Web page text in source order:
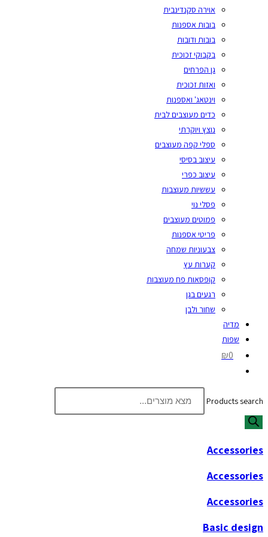
אוירה סקנדינבית
בובות אספנות
בובות ודובות
בקבוקי זכוכית
גן הפרחים
ואזות זכוכית
וינטאג' ואספנות
כדים מעוצבים לבית
נוצץ ויוקרתי
ספלי קפה מעוצבים
עיצוב בסיסי
עיצוב כפרי
עששיות מעוצבות
פסלי נוי
פמוטים מעוצבים
פריטי אספנות
צבעוניות שמחה
קערות עץ
קופסאות פח מעוצבות
רגעים בגן
שחור ולבן
מדיה
שפות
₪0
Products search
Accessories
Accessories
Accessories
Basic design